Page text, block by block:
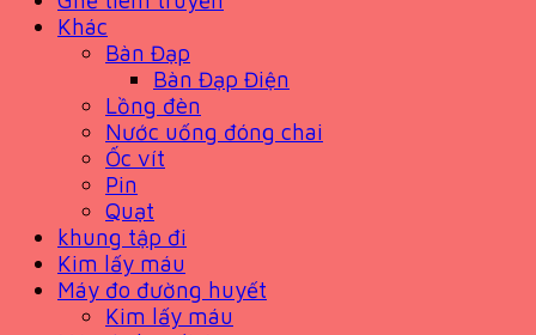
Khác
Bàn Đạp
Bàn Đạp Điện
Lồng đèn
Nước uống đóng chai
Ốc vít
Pin
Quạt
khung tập đi
Kim lấy máu
Máy đo đường huyết
Kim lấy máu